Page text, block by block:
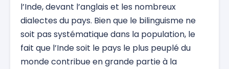
l’Inde, devant l’anglais et les nombreux
dialectes du pays. Bien que le bilinguisme ne
soit pas systématique dans la population, le
fait que l’Inde soit le pays le plus peuplé du
monde contribue en grande partie à la